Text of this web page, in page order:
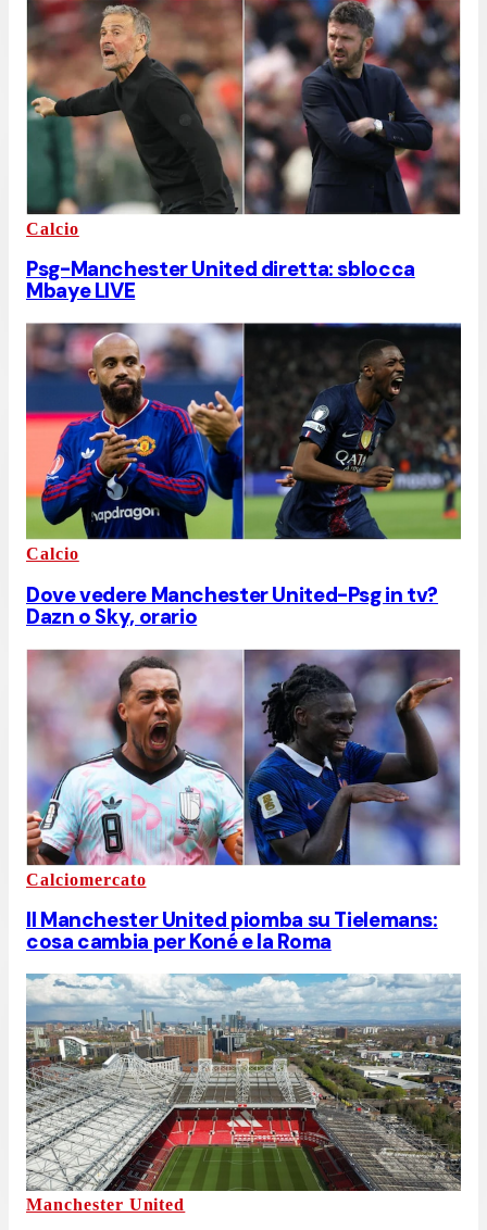
Calcio
Psg-Manchester United diretta: sblocca
Mbaye LIVE
Calcio
Dove vedere Manchester United-Psg in tv?
Dazn o Sky, orario
Calciomercato
Il Manchester United piomba su Tielemans:
cosa cambia per Koné e la Roma
Manchester United